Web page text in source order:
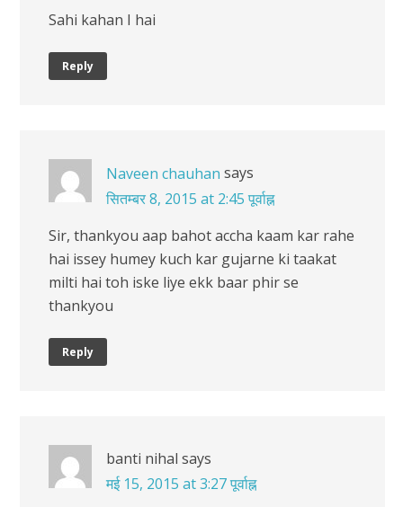
Sahi kahan I hai
Reply
Naveen chauhan says
सितम्बर 8, 2015 at 2:45 पूर्वाह्न
Sir, thankyou aap bahot accha kaam kar rahe
hai issey humey kuch kar gujarne ki taakat
milti hai toh iske liye ekk baar phir se
thankyou
Reply
banti nihal says
मई 15, 2015 at 3:27 पूर्वाह्न